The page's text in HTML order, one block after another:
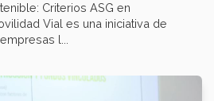
Criterios ASG en
Vial es una iniciativa de
l...